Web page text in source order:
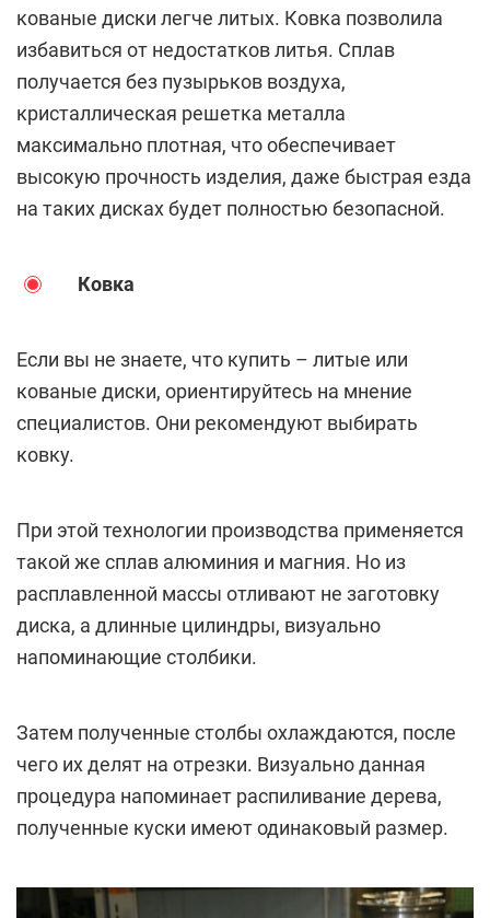
кованые диски легче литых. Ковка позволила
избавиться от недостатков литья. Сплав
получается без пузырьков воздуха,
кристаллическая решетка металла
максимально плотная, что обеспечивает
высокую прочность изделия, даже быстрая езда
на таких дисках будет полностью безопасной.
Ковка
Если вы не знаете, что купить – литые или
кованые диски, ориентируйтесь на мнение
специалистов. Они рекомендуют выбирать
ковку.
При этой технологии производства применяется
такой же сплав алюминия и магния. Но из
расплавленной массы отливают не заготовку
диска, а длинные цилиндры, визуально
напоминающие столбики.
Затем полученные столбы охлаждаются, после
чего их делят на отрезки. Визуально данная
процедура напоминает распиливание дерева,
полученные куски имеют одинаковый размер.